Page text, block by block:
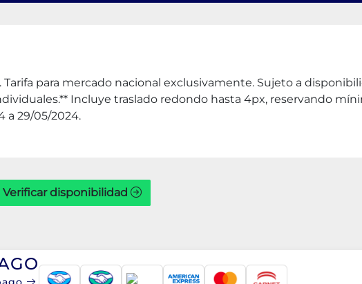
para mercado nacional exclusivamente. Sujeto a
Incluye traslado redondo hasta 4px, reservando
a 29/05/2024.
Verificar disponibilidad